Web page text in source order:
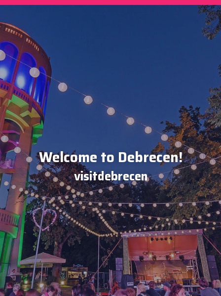
Welcome to Debrecen!
visitdebrecen